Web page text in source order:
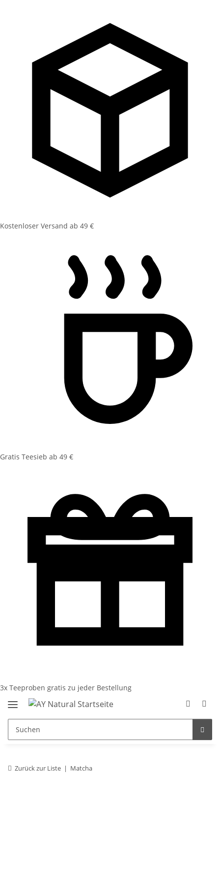
Kostenloser Versand ab 49 €
Gratis Teesieb ab 49 €
3x Teeproben gratis zu jeder Bestellung
Zurück zur Liste Matcha